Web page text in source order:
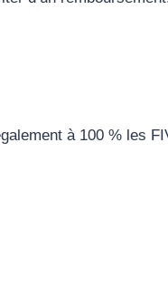
à 100 % les